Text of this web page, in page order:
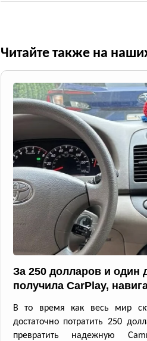
Читайте также на
За 250 долларов и один
получила CarPlay,
В то время как весь мир
достаточно потратить 250
превратить надежную